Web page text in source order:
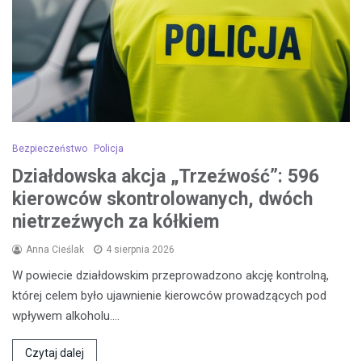
Bezpieczeństwo Policja
Działdowska akcja „Trzeźwość”: 596
kierowców skontrolowanych, dwóch
nietrzeźwych za kółkiem
Anna Cieślak 4 sierpnia 2026
W powiecie działdowskim przeprowadzono akcję kontrolną,
której celem było ujawnienie kierowców prowadzących pod
wpływem alkoholu.…
Czytaj dalej